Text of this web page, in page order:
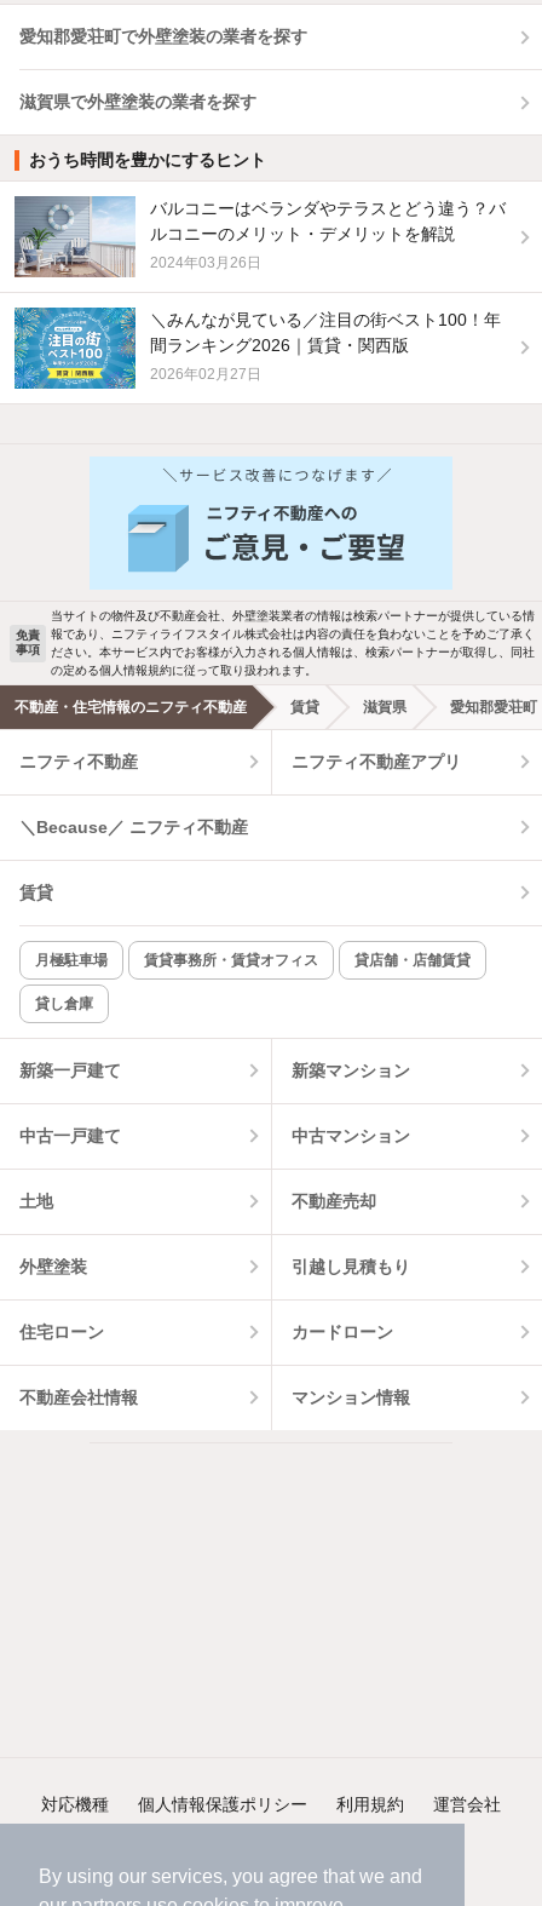
By using our services, you agree that we and
愛知郡愛荘町で外壁塗装の業者を探す
滋賀県で外壁塗装の業者を探す
おうち時間を豊かにするヒント
バルコニーはベランダやテラスとどう違う？バ
ルコニーのメリット・デメリットを解説
2024年03月26日
＼みんなが見ている／注目の街ベスト100！年
間ランキング2026｜賃貸・関西版
2026年02月27日
他の人はこんな条件で絞り込んでいます！
バス・トイレ別 2階以上
駐車場あり ペット相談
洗濯機置場あり 独立洗面台
エアコンあり 都市ガス
温水洗浄便座 オートロック
コンロ2口以上
新着のみ インターネット無料
該当件数:
15
免責
事項
当サイトの物件及び不動産会社、外壁塗装業者の情報は検索パートナーが提供している情
報であり、ニフティライフスタイル株式会社は内容の責任を負わないことを予めご了承く
ださい。本サービス内でお客様が入力される個人情報は、検索パートナーが取得し、同社
の定める個人情報規約に従って取り扱われます。
不動産・住宅情報のニフティ不動産 賃貸 滋賀県 愛知郡愛荘町
ニフティ不動産 ニフティ不動産アプリ
＼Because／ ニフティ不動産
賃貸
月極駐車場 賃貸事務所・賃貸オフィス 貸店舗・店舗賃貸
貸し倉庫
新築一戸建て 新築マンション
中古一戸建て 中古マンション
土地 不動産売却
外壁塗装 引越し見積もり
住宅ローン カードローン
不動産会社情報 マンション情報
対応機種 個人情報保護ポリシー 利用規約 運営会社